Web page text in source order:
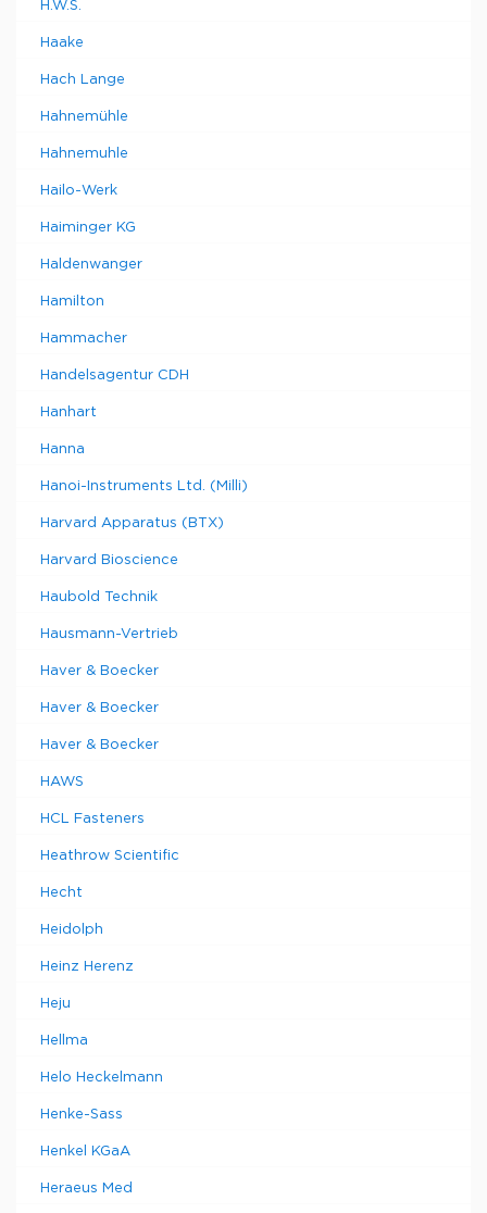
H.W.S.
Haake
Hach Lange
Hahnemühle
Hahnemuhle
Hailo-Werk
Haiminger KG
Haldenwanger
Hamilton
Hammacher
Handelsagentur CDH
Hanhart
Hanna
Hanoi-Instruments Ltd. (Milli)
Harvard Apparatus (BTX)
Harvard Bioscience
Haubold Technik
Hausmann-Vertrieb
Haver & Boecker
Haver & Boecker
Haver & Boecker
HAWS
HCL Fasteners
Heathrow Scientific
Hecht
Heidolph
Heinz Herenz
Heju
Hellma
Helo Heckelmann
Henke-Sass
Henkel KGaA
Heraeus Med